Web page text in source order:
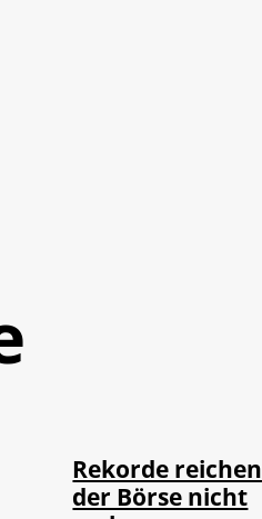
Rekorde reichen
der Börse nicht